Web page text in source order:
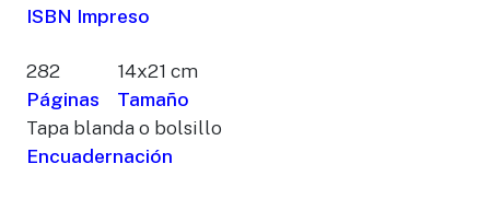
ISBN Impreso
282
Páginas
14x21 cm
Tamaño
Tapa blanda o bolsillo
Encuadernación